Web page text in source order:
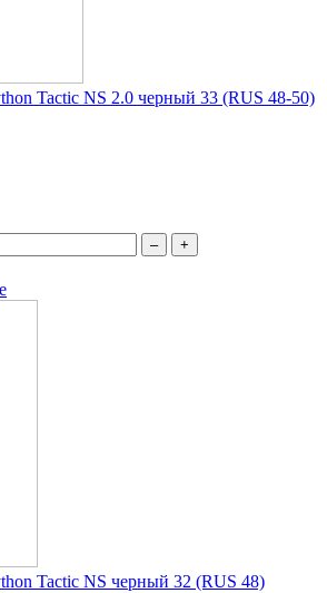
Tactic NS 2.0 черный 33 (RUS 48-50)
– +
Tactic NS черный 32 (RUS 48)